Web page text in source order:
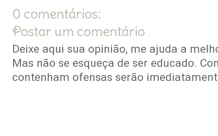
0 comentários:
Postar um comentário
Deixe aqui sua opinião, me ajuda a
Mas não se esqueça de ser educado.
contenham ofensas serão